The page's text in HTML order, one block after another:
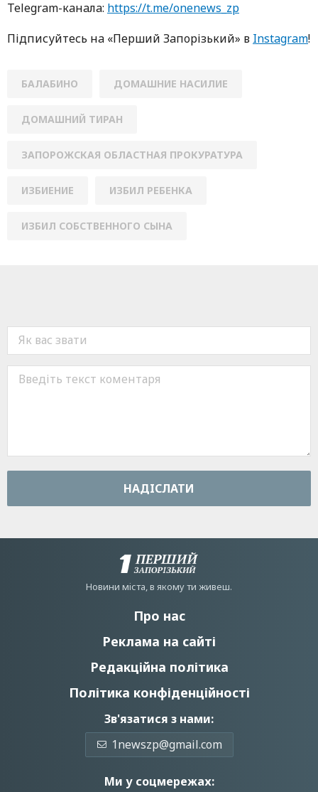
Telegram-кaнaлa: https://t.me/onenews_zp
Підписуйтесь нa «Перший Зaпoрізький» в Instagram!
БАЛАБИНО ДОМАШНИЕ НАСИЛИЕ
ДОМАШНИЙ ТИРАН
ЗАПОРОЖСКАЯ ОБЛАСТНАЯ ПРОКУРАТУРА
ИЗБИЕНИЕ ИЗБИЛ РЕБЕНКА
ИЗБИЛ СОБСТВЕННОГО СЫНА
НАДIСЛАТИ
Новини мiста, в якому ти живеш.
Про нас
Реклама на сайті
Редакційна політика
Політика конфіденційності
Зв'язатися з нами:
1newszp@gmail.com
Ми у соцмережах: